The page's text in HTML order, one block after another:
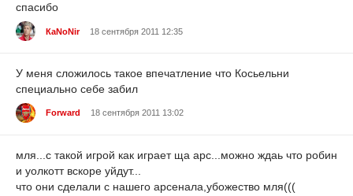
спасибо
КаNoNir 18 сентября 2011 12:35
У меня сложилось такое впечатление что Косьельни
специально себе забил
Forward 18 сентября 2011 13:02
мля...с такой игрой как играет ща арс...можно ждаь что робин
и уолкотт вскоре уйдут...
что они сделали с нашего арсенала,убожество мля(((